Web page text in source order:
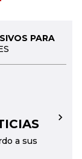
PARA
a sus
→